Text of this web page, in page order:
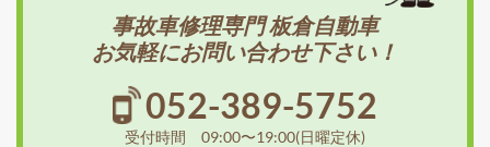
事故車修理専門 板倉自動車
お気軽にお問い合わせ下さい！
052-389-5752
受付時間 09:00〜19:00(日曜定休)